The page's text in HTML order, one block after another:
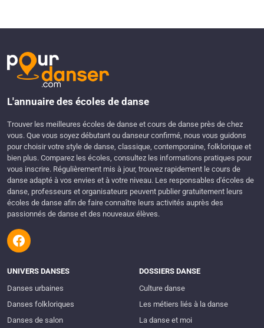
L'annuaire des écoles de danse
Trouver les meilleures écoles de danse et cours de danse près de chez
vous. Que vous soyez débutant ou danseur confirmé, nous vous guidons
pour choisir votre style de danse, classique, contemporaine, folklorique et
bien plus. Comparez les écoles, consultez les informations pratiques pour
vous inscrire. Régulièrement mis à jour, trouvez rapidement le cours de
danse adapté à vos envies et à votre niveau. Les responsables d'écoles de
danse, professeurs et organisateurs peuvent publier gratuitement leurs
écoles de danse afin de faire connaître leurs activités auprès des
passionnés de danse et des nouveaux élèves.
UNIVERS DANSES
Danses urbaines
Danses folkloriques
Danses de salon
DOSSIERS DANSE
Culture danse
Les métiers liés à la danse
La danse et moi